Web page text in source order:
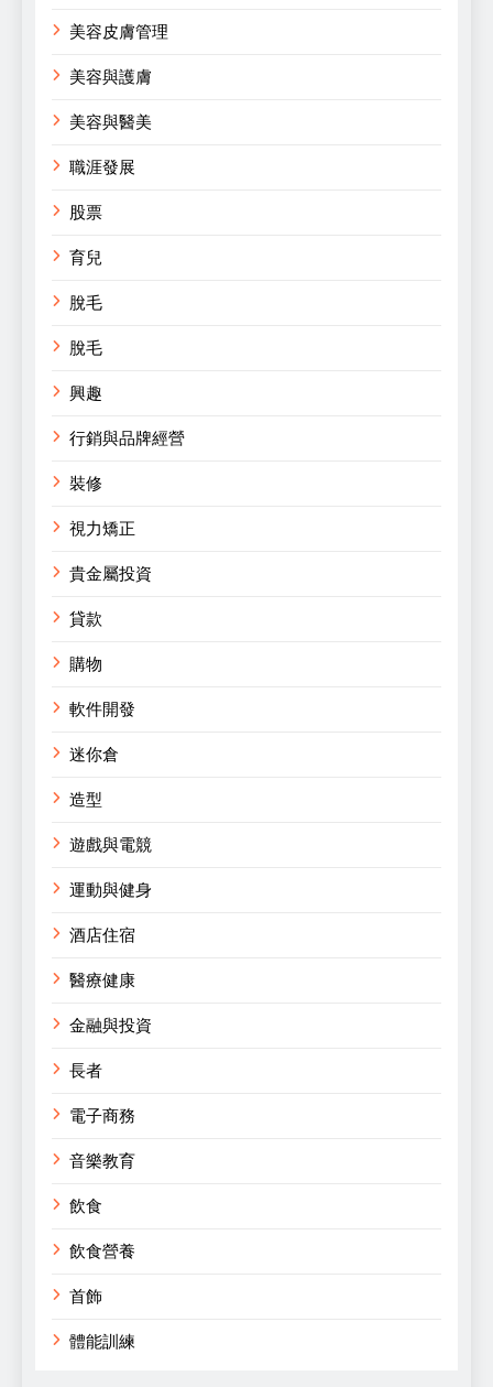
美容皮膚管理
美容與護膚
美容與醫美
職涯發展
股票
育兒
脫毛
脫毛
興趣
行銷與品牌經營
裝修
視力矯正
貴金屬投資
貸款
購物
軟件開發
迷你倉
造型
遊戲與電競
運動與健身
酒店住宿
醫療健康
金融與投資
長者
電子商務
音樂教育
飲食
飲食營養
首飾
體能訓練